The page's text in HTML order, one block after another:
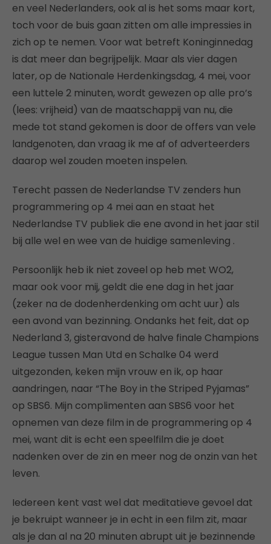
en veel Nederlanders, ook al is het soms maar kort,
toch voor de buis gaan zitten om alle impressies in
zich op te nemen. Voor wat betreft Koninginnedag
is dat meer dan begrijpelijk. Maar als vier dagen
later, op de Nationale Herdenkingsdag, 4 mei, voor
een luttele 2 minuten, wordt gewezen op alle pro’s
(lees: vrijheid) van de maatschappij van nu, die
mede tot stand gekomen is door de offers van vele
landgenoten, dan vraag ik me af of adverteerders
daarop wel zouden moeten inspelen.
Terecht passen de Nederlandse TV zenders hun
programmering op 4 mei aan en staat het
Nederlandse TV publiek die ene avond in het jaar stil
bij alle wel en wee van de huidige samenleving .
Persoonlijk heb ik niet zoveel op heb met WO2,
maar ook voor mij, geldt die ene dag in het jaar
(zeker na de dodenherdenking om acht uur) als
een avond van bezinning. Ondanks het feit, dat op
Nederland 3, gisteravond de halve finale Champions
League tussen Man Utd en Schalke 04 werd
uitgezonden, keken mijn vrouw en ik, op haar
aandringen, naar “The Boy in the Striped Pyjamas”
op SBS6. Mijn complimenten aan SBS6 voor het
opnemen van deze film in de programmering op 4
mei, want dit is echt een speelfilm die je doet
nadenken over de zin en meer nog de onzin van het
leven.
Iedereen kent vast wel dat meditatieve gevoel dat
je bekruipt wanneer je in echt in een film zit, maar
als je dan al na 20 minuten abrupt uit je bezinnende